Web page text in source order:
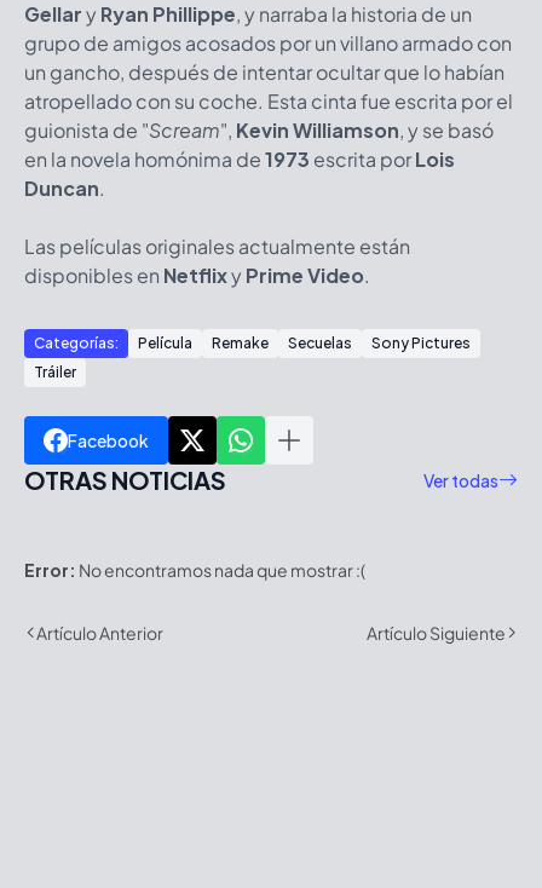
GellaryRyan Phillippe, y narraba la historia de un
grupo de amigos acosados por un villano armado con
un gancho, después de intentar ocultar que lo habían
atropellado con su coche. Esta cinta fue escrita por el
guionista de "Scream", Kevin Williamson, y se basó
en la novela homónima de1973 escrita porLois
Duncan.
Las películas originales actualmente están
disponibles en NetflixyPrime Video.
Categorías: Película Remake Secuelas
Sony Pictures
Tráiler
Facebook
OTRAS NOTICIAS Ver todas
Error: No encontramos nada que mostrar :(
Artículo Anterior Artículo Siguiente